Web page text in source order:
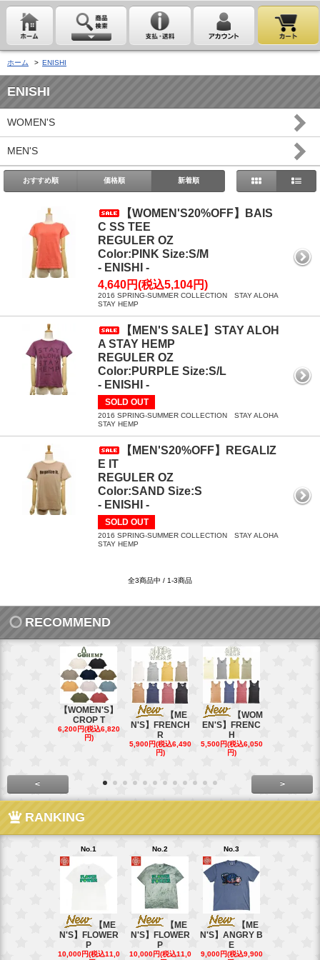
ホーム > ENISHI
ENISHI
WOMEN'S
MEN'S
おすすめ順 価格順 新着順
【WOMEN'S20%OFF】BAIS
C SS TEE
REGULER OZ
Color:PINK Size:S/M
- ENISHI -
4,640円(税込5,104円)
2016 SPRING-SUMMER COLLECTION STAY ALOHA
STAY HEMP
【MEN'S SALE】STAY ALOH
A STAY HEMP
REGULER OZ
Color:PURPLE Size:S/L
- ENISHI -
SOLD OUT
2016 SPRING-SUMMER COLLECTION STAY ALOHA
STAY HEMP
【MEN'S20%OFF】REGALIZ
E IT
REGULER OZ
Color:SAND Size:S
- ENISHI -
SOLD OUT
2016 SPRING-SUMMER COLLECTION STAY ALOHA
STAY HEMP
全3商品中 / 1-3商品
RECOMMEND
【WOMEN'S】
CROP T
6,200円(税込6,820
円)
【ME
N'S】FRENCH
R
5,900円(税込6,490
円)
【WOM
EN'S】FRENC
H
5,500円(税込6,050
円)
< >
RANKING
No.1
【ME
N'S】FLOWER
P
10,000円(税込11,0
No.2
【ME
N'S】FLOWER
P
10,000円(税込11,0
No.3
【ME
N'S】ANGRY B
E
9,000円(税込9,900